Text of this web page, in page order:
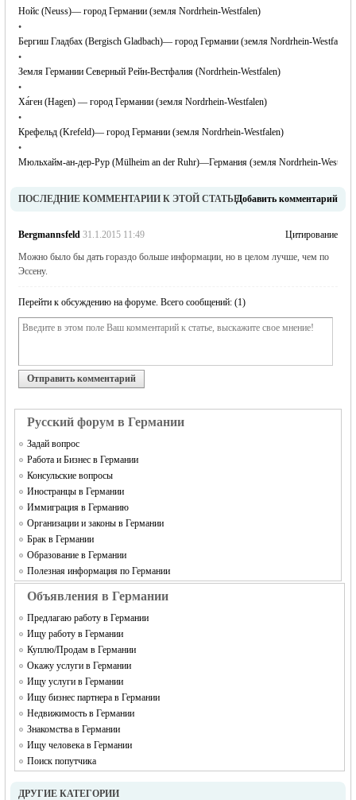
Нойс (Neuss)— город Германии (земля Nordrhein-Westfalen)
•
Бергиш Гладбах (Bergisch Gladbach)— город Германии (земля Nordrhein-Westfalen)
•
Земля Германии Северный Рейн-Вестфалия (Nordrhein-Westfalen)
•
Ха́ген (Hagen) — город Германии (земля Nordrhein-Westfalen)
•
Крефельд (Krefeld)— город Германии (земля Nordrhein-Westfalen)
•
Мюльхайм-ан-дер-Рур (Mülheim an der Ruhr)—Германия (земля Nordrhein-
Добавить комментарий
ПОСЛЕДНИЕ КОММЕНТАРИИ К ЭТОЙ СТАТЬЕ
Цитирование
Bergmannsfeld 31.1.2015 11:49
Можно было бы дать гораздо больше информации, но в целом лучше, чем по
Эссену.
Перейти к обсуждению на форуме. Всего сообщений: (1)
Отправить комментарий
Русский форум в Германии
Задай вопрос
Работа и Бизнес в Германии
Консульские вопросы
Иностранцы в Германии
Иммиграция в Германию
Организации и законы в Германии
Брак в Германии
Образование в Германии
Полезная информация по Германии
Объявления в Германии
Предлагаю работу в Германии
Ищу работу в Германии
Куплю/Продам в Германии
Окажу услуги в Германии
Ищу услуги в Германии
Ищу бизнес партнера в Германии
Недвижимость в Германии
Знакомства в Германии
Ищу человека в Германии
Поиск попутчика
ДРУГИЕ КАТЕГОРИИ